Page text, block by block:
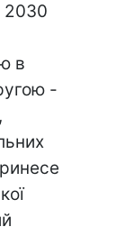
2030
в
-